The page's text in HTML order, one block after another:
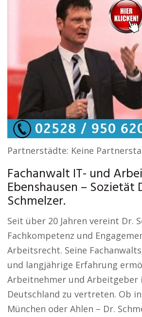
Partnerstädte: Keine
Fachanwalt IT- und
Ebenshausen – Sozietät
Schmelzer.
Seit über 20 Jahren vereint Dr.
Fachkompetenz und
Arbeitsrecht. Seine
und langjährige Erfahrung
Arbeitnehmer und Arbeitgeber
Deutschland zu vertreten. Ob
München oder Ahlen – Dr.